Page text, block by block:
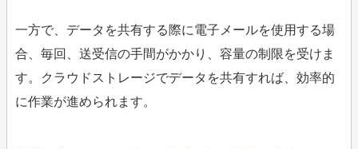
一方で、データを共有する際に電子メールを使用する場
合、毎回、送受信の手間がかかり、容量の制限を受けま
す。クラウドストレージでデータを共有すれば、効率的
に作業が進められます。